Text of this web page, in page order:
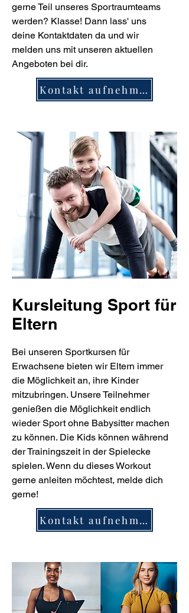
gerne Teil unseres Sportraumteams
werden? Klasse! Dann lass' uns
deine Kontaktdaten da und wir
melden uns mit unseren aktuellen
Angeboten bei dir.
Kontakt aufnehmen
Kursleitung Sport für
Eltern
Bei unseren Sportkursen für
Erwachsene bieten wir Eltern immer
die Möglichkeit an, ihre Kinder
mitzubringen. Unsere Teilnehmer
genießen die Möglichkeit endlich
wieder Sport ohne Babysitter machen
zu können. Die Kids können während
der Trainingszeit in der Spielecke
spielen. Wenn du dieses Workout
gerne anleiten möchtest, melde dich
gerne!
Kontakt aufnehmen